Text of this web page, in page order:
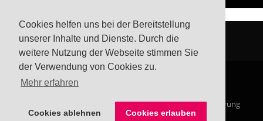
Cookies helfen uns bei der Bereitstellung
unserer Inhalte und Dienste. Durch die
weitere Nutzung der Webseite stimmen Sie
der Verwendung von Cookies zu.
Mehr erfahren
Cookies ablehnen Cookies erlauben
Impressum Datenschutzerklärung